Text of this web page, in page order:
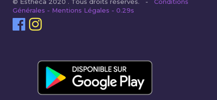
© Estheca 2020 . Tous droits réservés. -Conditions
Générales - Mentions Légales - 0.29s